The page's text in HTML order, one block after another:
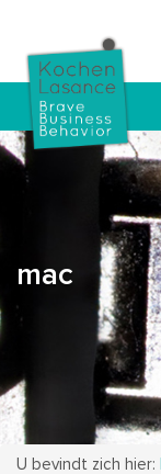
mac
U bevindt zich hier: